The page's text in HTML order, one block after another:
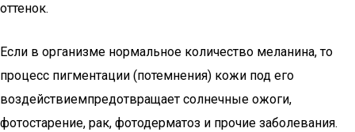
оттенок.
Если в организме нормальное количество меланина, то
процесс пигментации (потемнения) кожи под его
воздействиемпредотвращает солнечные ожоги,
фотостарение, рак, фотодерматоз и прочие заболевания.